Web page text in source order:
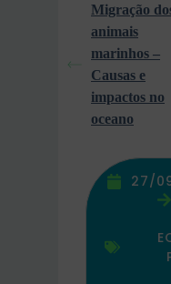
Migração
animais
marinhos –
Causas e
impactos no
oceano
27/